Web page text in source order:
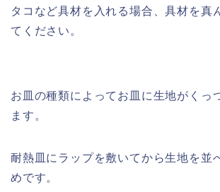
タコなど具材を入れる場合、具材を真
てください。
お皿の種類によってお皿に生地がくっ
ます。
耐熱皿にラップを敷いてから生地を並
めです。